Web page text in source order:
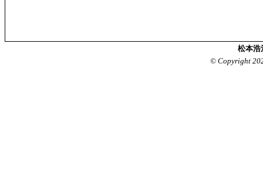
松本
© Copyright